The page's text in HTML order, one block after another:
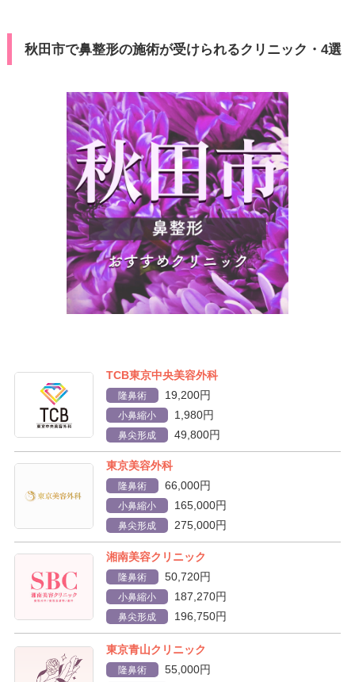
秋田市で鼻整形の施術が受けられるクリニック・4選
TCB東京中央美容外科
隆鼻術 19,200円
小鼻縮小 1,980円
鼻尖形成 49,800円
東京美容外科
隆鼻術 66,000円
小鼻縮小 165,000円
鼻尖形成 275,000円
湘南美容クリニック
隆鼻術 50,720円
小鼻縮小 187,270円
鼻尖形成 196,750円
東京青山クリニック
隆鼻術 55,000円